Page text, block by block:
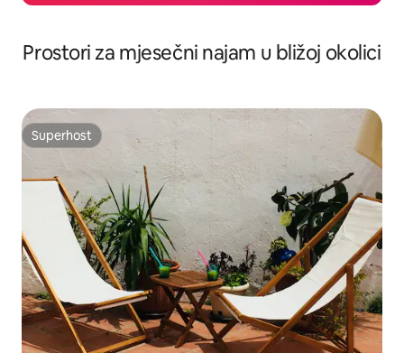
Prostori za mjesečni najam u bližoj okolici
Superhost
Superhost